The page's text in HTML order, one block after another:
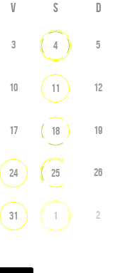
V S D
3 4 5
10 11 12
17 18 19
24 25 26
31 1 2